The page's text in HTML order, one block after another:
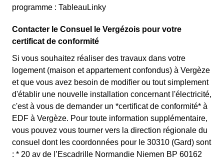
programme : TableauLinky
Contacter le Consuel le Vergézois pour votre
certificat de conformité
Si vous souhaitez réaliser des travaux dans votre
logement (maison et appartement confondus) à Vergèze
et que vous avez besoin de modifier ou tout simplement
d'établir une nouvelle installation concernant l'électricité,
c'est à vous de demander un *certificat de conformité* à
EDF à Vergèze. Pour toute information supplémentaire,
vous pouvez vous tourner vers la direction régionale du
consuel dont les coordonnées pour le 30310 (Gard) sont
: * 20 av de l’Escadrille Normandie Niemen BP 60162